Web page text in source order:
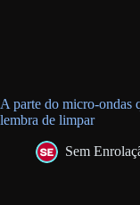
A parte do micro-ondas
lembra de limpar
Sem